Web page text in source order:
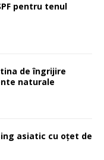
pentru tenul
de îngrijire
naturale
asiatic cu oțet de